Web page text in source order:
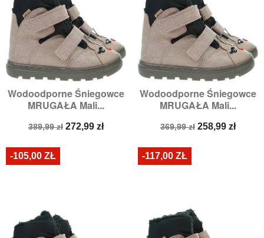
Wodoodporne Śniegowce
MRUGAŁA Mali...
Cena
389,99 zł Cena
272,99 zł
Wodoodporne Śniegowce
MRUGAŁA Mali...
Cena
369,99 zł Cena
258,99 zł
-105,00 ZŁ -117,00 ZŁ